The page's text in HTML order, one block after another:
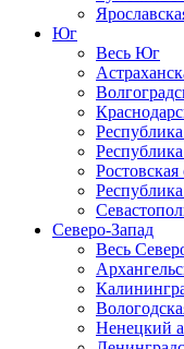
Юг
Весь Юг
Ростовская
Северо-Запад
Весь
Ненецкий